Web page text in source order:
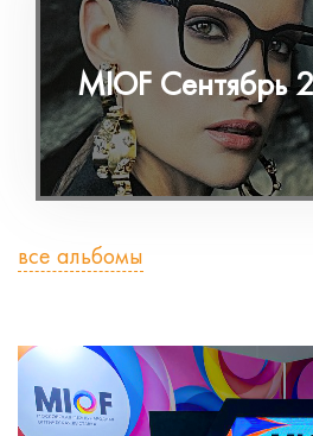
MIOF Сентябрь
все альбомы